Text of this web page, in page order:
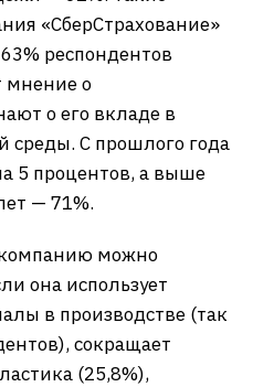
«СберСтрахование»
респондентов
мнение о
о его вкладе в
среды. С прошлого года
5 процентов, а выше
— 71%.
можно
она использует
в производстве (так
сокращает
(25,8%),